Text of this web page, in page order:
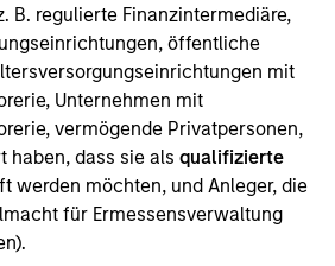
B. regulierte Finanzintermediäre,
öffentliche
mit
Unternehmen mit
vermögende Privatpersonen,
haben, dass sie alsqualifizierte
werden möchten, und Anleger, die
für Ermessensverwaltung
of Counterpoint Global at
Management. He joined
and has 32 years of
Prior to joining the firm, he
analyst for J.P. Morgan